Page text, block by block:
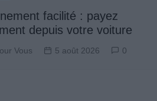
facilité : payez
depuis votre voiture
Vous 5 août 2026 0